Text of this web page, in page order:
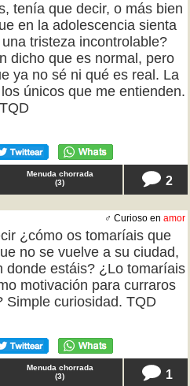
tenía que decir, o más bien
en la adolescencia sienta
tristeza incontrolable?
dicho que es normal, pero
ya no sé ni qué es real. La
únicos que me entienden.
TQD
Menuda chorrada
(3) 2
♂ Curioso en amor
¿cómo os tomaríais que
no se vuelve a su ciudad,
donde estáis? ¿Lo tomaríais
motivación para curraros
Simple curiosidad. TQD
Menuda chorrada
(3) 1